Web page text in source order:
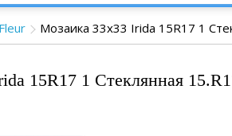
Fleur Мозаика 33x33 Irida 15R17 1
15R17 1 Стеклянная